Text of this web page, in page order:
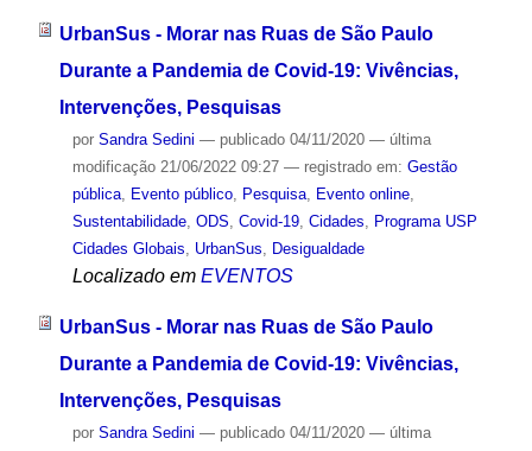
UrbanSus - Morar nas Ruas de São Paulo
Durante a Pandemia de Covid-19: Vivências,
Intervenções, Pesquisas
por Sandra Sedini — publicado04/11/2020 — última
modificação21/06/2022 09:27 — registrado em: Gestão
pública, Evento público, Pesquisa, Evento online,
Sustentabilidade, ODS, Covid-19, Cidades, Programa USP
Cidades Globais, UrbanSus, Desigualdade
Localizado em EVENTOS
UrbanSus - Morar nas Ruas de São Paulo
Durante a Pandemia de Covid-19: Vivências,
Intervenções, Pesquisas
por Sandra Sedini — publicado04/11/2020 — última